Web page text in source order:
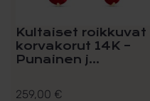
Kultaiset roikkuvat
korvakorut 14K –
Punainen j...
259,00 €